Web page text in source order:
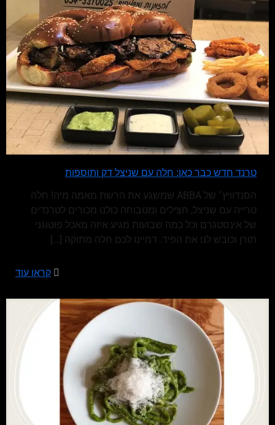
טרנד חדש כבר כאן: חלה עם שניצל דק ותוספות
הסנדוויץ׳ של ABBA שמשגע את הרשת מאמה מיה! חלה
טרייה עם שניצל, חצילים ומטבוחה כולנו מכורים לטרנדים
של אינסטגרם וכל כמה שבועות מגיע איזה מאכל פוטוגני
תורן וכובש לנו את הפיד. דמיינו לכם חלה מתוקה […]
קראו עוד